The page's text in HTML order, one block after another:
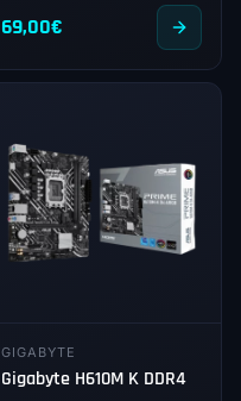
69,00€
GIGABYTE
Gigabyte H610M K DDR4